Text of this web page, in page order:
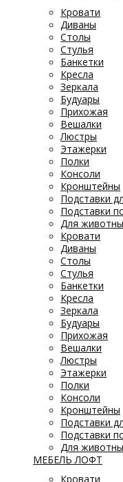
Кровати
Диваны
Столы
Стулья
Банкетки
Кресла
Зеркала
Будуары
Прихожая
Вешалки
Люстры
Этажерки
Полки
Консоли
Кронштейны
Подставки
Подставки
Для
Кровати
Диваны
Столы
Стулья
Банкетки
Кресла
Зеркала
Будуары
Прихожая
Вешалки
Люстры
Этажерки
Полки
Консоли
Кронштейны
Подставки
Подставки
Для
МЕБЕЛЬ ЛОФТ
Кровати